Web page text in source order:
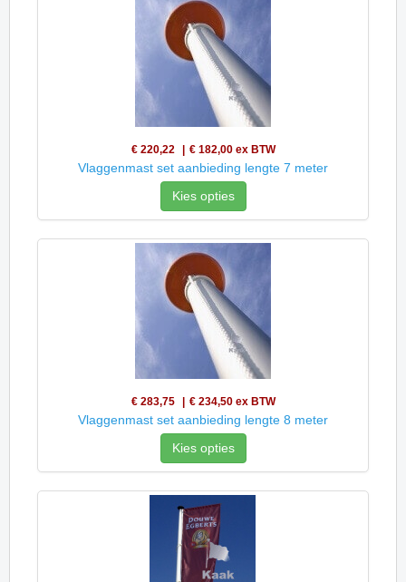
€ 220,22 € 182,00 ex BTW
Vlaggenmast set aanbieding lengte 7 meter
Kies opties
€ 283,75 € 234,50 ex BTW
Vlaggenmast set aanbieding lengte 8 meter
Kies opties